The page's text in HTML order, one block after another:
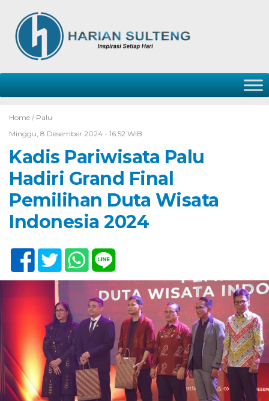
Home / Palu
Minggu, 8 Desember 2024 - 16:52 WIB
Kadis Pariwisata Palu
Hadiri Grand Final
Pemilihan Duta Wisata
Indonesia 2024